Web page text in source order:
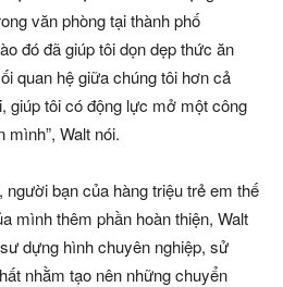
văn phòng tại thành phố
đó đã giúp tôi dọn dẹp thức ăn
quan hệ giữa chúng tôi hơn cả
giúp tôi có động lực mở một công
Walt nói.
bạn của hàng triệu trẻ em thế
mình thêm phần hoàn thiện, Walt
dựng hình chuyên nghiệp, sử
nhằm tạo nên những chuyển